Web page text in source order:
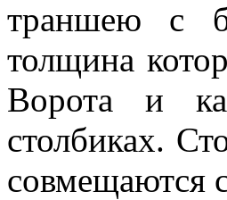
траншею с
толщина
Ворота и
столбиках.
совмещаются